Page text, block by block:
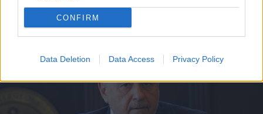
CONFIRM
Data Deletion Data Access Privacy Policy